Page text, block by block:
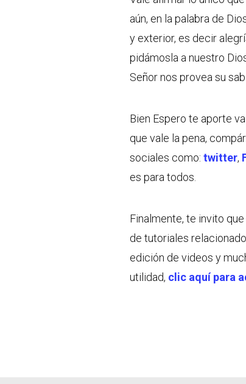
aún, en la palabra de
y exterior, es decir
pidámosla a nuestro
Señor nos provea su
Bien Espero te aporte
que vale la pena,
sociales como: twitter,
es para todos.
Finalmente, te invito
de tutoriales
edición de videos y
utilidad, clic aquí para